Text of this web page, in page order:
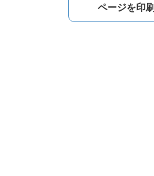
ページを印刷